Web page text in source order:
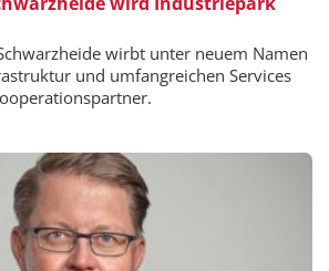
wirbt unter neuem Namen
und umfangreichen Services